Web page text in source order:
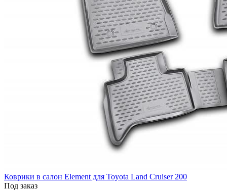
Коврики в салон Element для Toyota Land Cruiser 200
Под заказ